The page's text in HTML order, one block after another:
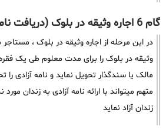
گام 6 اجاره وثیقه در بلوک (دریافت نامه آزادی)
در این مرحله از اجاره وثیقه در بلوک ،
وثیقه در بلوک را برای مدت معلوم طی یک
مالک یا سندگذار تحویل نماید و نامه آزادی
متهم میتواند با ارائه نامه آزادی به زندان
زندان آزاد نماید